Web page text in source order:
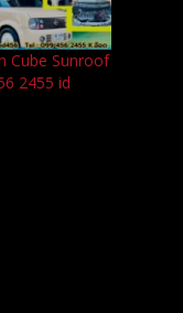
Cube Sunroof
2455 id